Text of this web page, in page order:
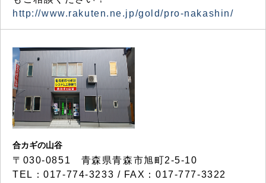
http://www.rakuten.ne.jp/gold/pro-nakashin/
合カギの山谷
〒030-0851 青森県青森市旭町2-5-10
TEL：017-774-3233 / FAX：017-777-3322